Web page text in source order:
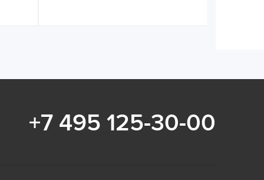
+7 495 125-30-00